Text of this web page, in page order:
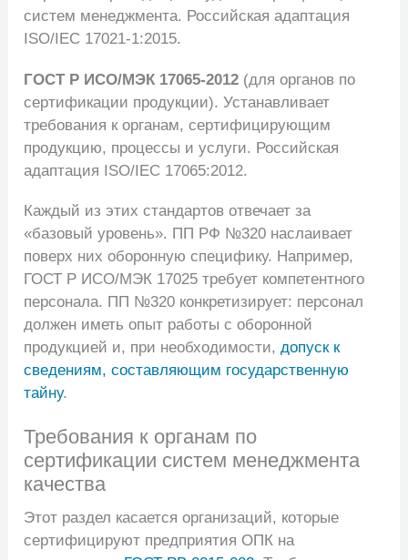
систем менеджмента. Российская адаптация
ISO/IEC 17021-1:2015.
ГОСТ Р ИСО/МЭК 17065-2012 (для органов по
сертификации продукции). Устанавливает
требования к органам, сертифицирующим
продукцию, процессы и услуги. Российская
адаптация ISO/IEC 17065:2012.
Каждый из этих стандартов отвечает за
«базовый уровень». ПП РФ №320 наслаивает
поверх них оборонную специфику. Например,
ГОСТ Р ИСО/МЭК 17025 требует компетентного
персонала. ПП №320 конкретизирует: персонал
должен иметь опыт работы с оборонной
продукцией и, при необходимости,допуск к
сведениям, составляющим государственную
тайну.
Требования к органам по
сертификации систем менеджмента
качества
Этот раздел касается организаций, которые
сертифицируют предприятия ОПК на